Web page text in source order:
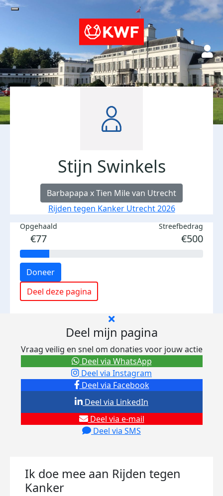
Stijn Swinkels
Barbapapa x Tien Mile van Utrecht
Rijden tegen Kanker Utrecht 2026
Opgehaald
€77
Streefbedrag
€500
Doneer
Deel deze pagina
Deel mijn pagina
Vraag veilig en snel om donaties voor jouw actie
Deel via Facebook
Deel via Instagram
Deel via e-mail
Deel via SMS
Deel via LinkedIn
Deel via WhatsApp
Ik doe mee aan Rijden tegen
Kanker